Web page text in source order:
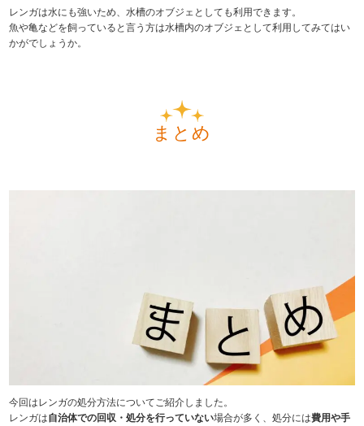
レンガは水にも強いため、水槽のオブジェとしても利用できます。
魚や亀などを飼っていると言う方は水槽内のオブジェとして利用してみてはい
かがでしょうか。
まとめ
今回はレンガの処分方法についてご紹介しました。
レンガは自治体での回収・処分を行っていない場合が多く、処分には費用や手